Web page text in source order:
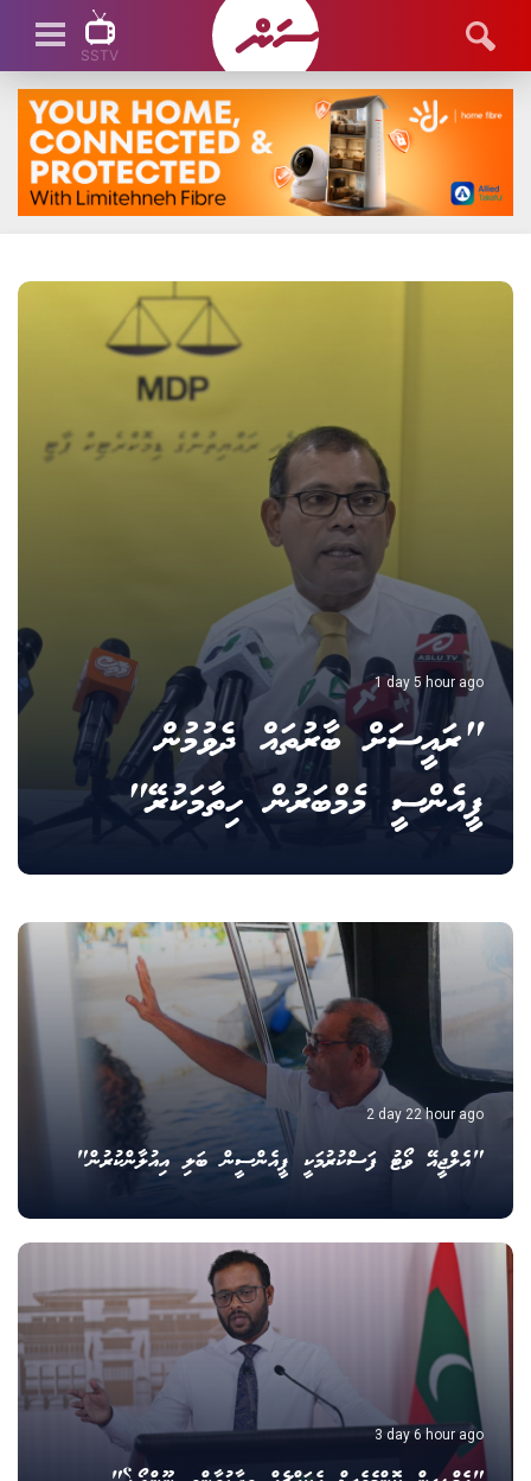
SSTV
SSTV LIVE
1 day 5 hour ago
"ރައީސަށް ބާރުތައް ދެވުމުން
ޕީއެންސީ މެމްބަރުން ހިތާމަކުރޭ"
2 day 22 hour ago
"އެލްޖީއޭ ވޯޓު ފަސްކުރުމަކީ ޕީއެންސީން ބަލި އިއުލާންކުރުން"
3 day 6 hour ago